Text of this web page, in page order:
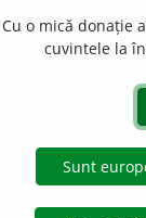
–
II, 363).
acțiuni
Cu o mică donație
cuvintele la